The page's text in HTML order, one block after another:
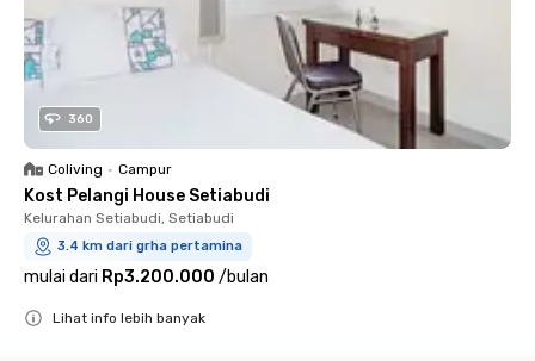
360
Coliving • Campur
Kost Pelangi House Setiabudi
Kelurahan Setiabudi, Setiabudi
3.4 km dari grha pertamina
mulai dari Rp3.200.000 /bulan
Lihat info lebih banyak